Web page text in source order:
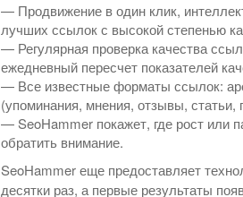
— Продвижение в один клик,
лучших ссылок с высокой степенью
— Регулярная проверка качества
ежедневный пересчет показателей
— Все известные форматы ссылок:
(упоминания, мнения, отзывы, статьи,
— SeoHammer покажет, где рост или
обратить внимание.
SeoHammer еще предоставляет
десятки раз, а первые результаты